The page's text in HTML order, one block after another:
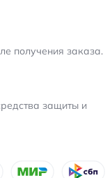
получения заказа.
защиты и